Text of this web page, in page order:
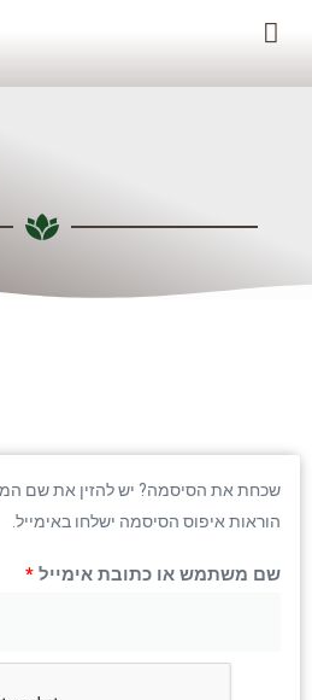
שכחת את הסיסמה? יש להזין את שם
הוראות איפוס הסיסמה ישלחו באימייל.
שם משתמש או כתובת אימייל *